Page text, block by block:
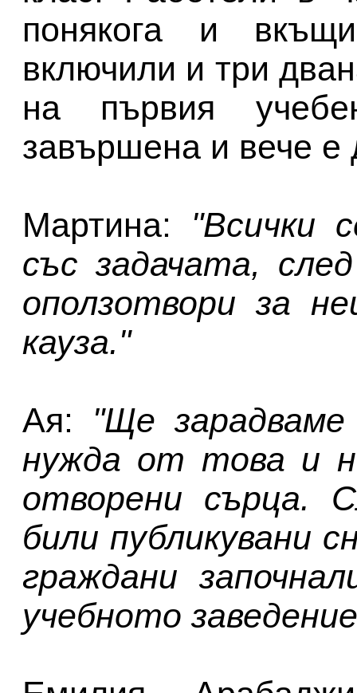
понякога и
включили и три
на първия
завършена и вече е
Мартина: "Всички
със задачата,
оползотвори за
кауза."
Ая: "Ще
нужда от това и
отворени сърца.
били публикувани
граждани
учебното